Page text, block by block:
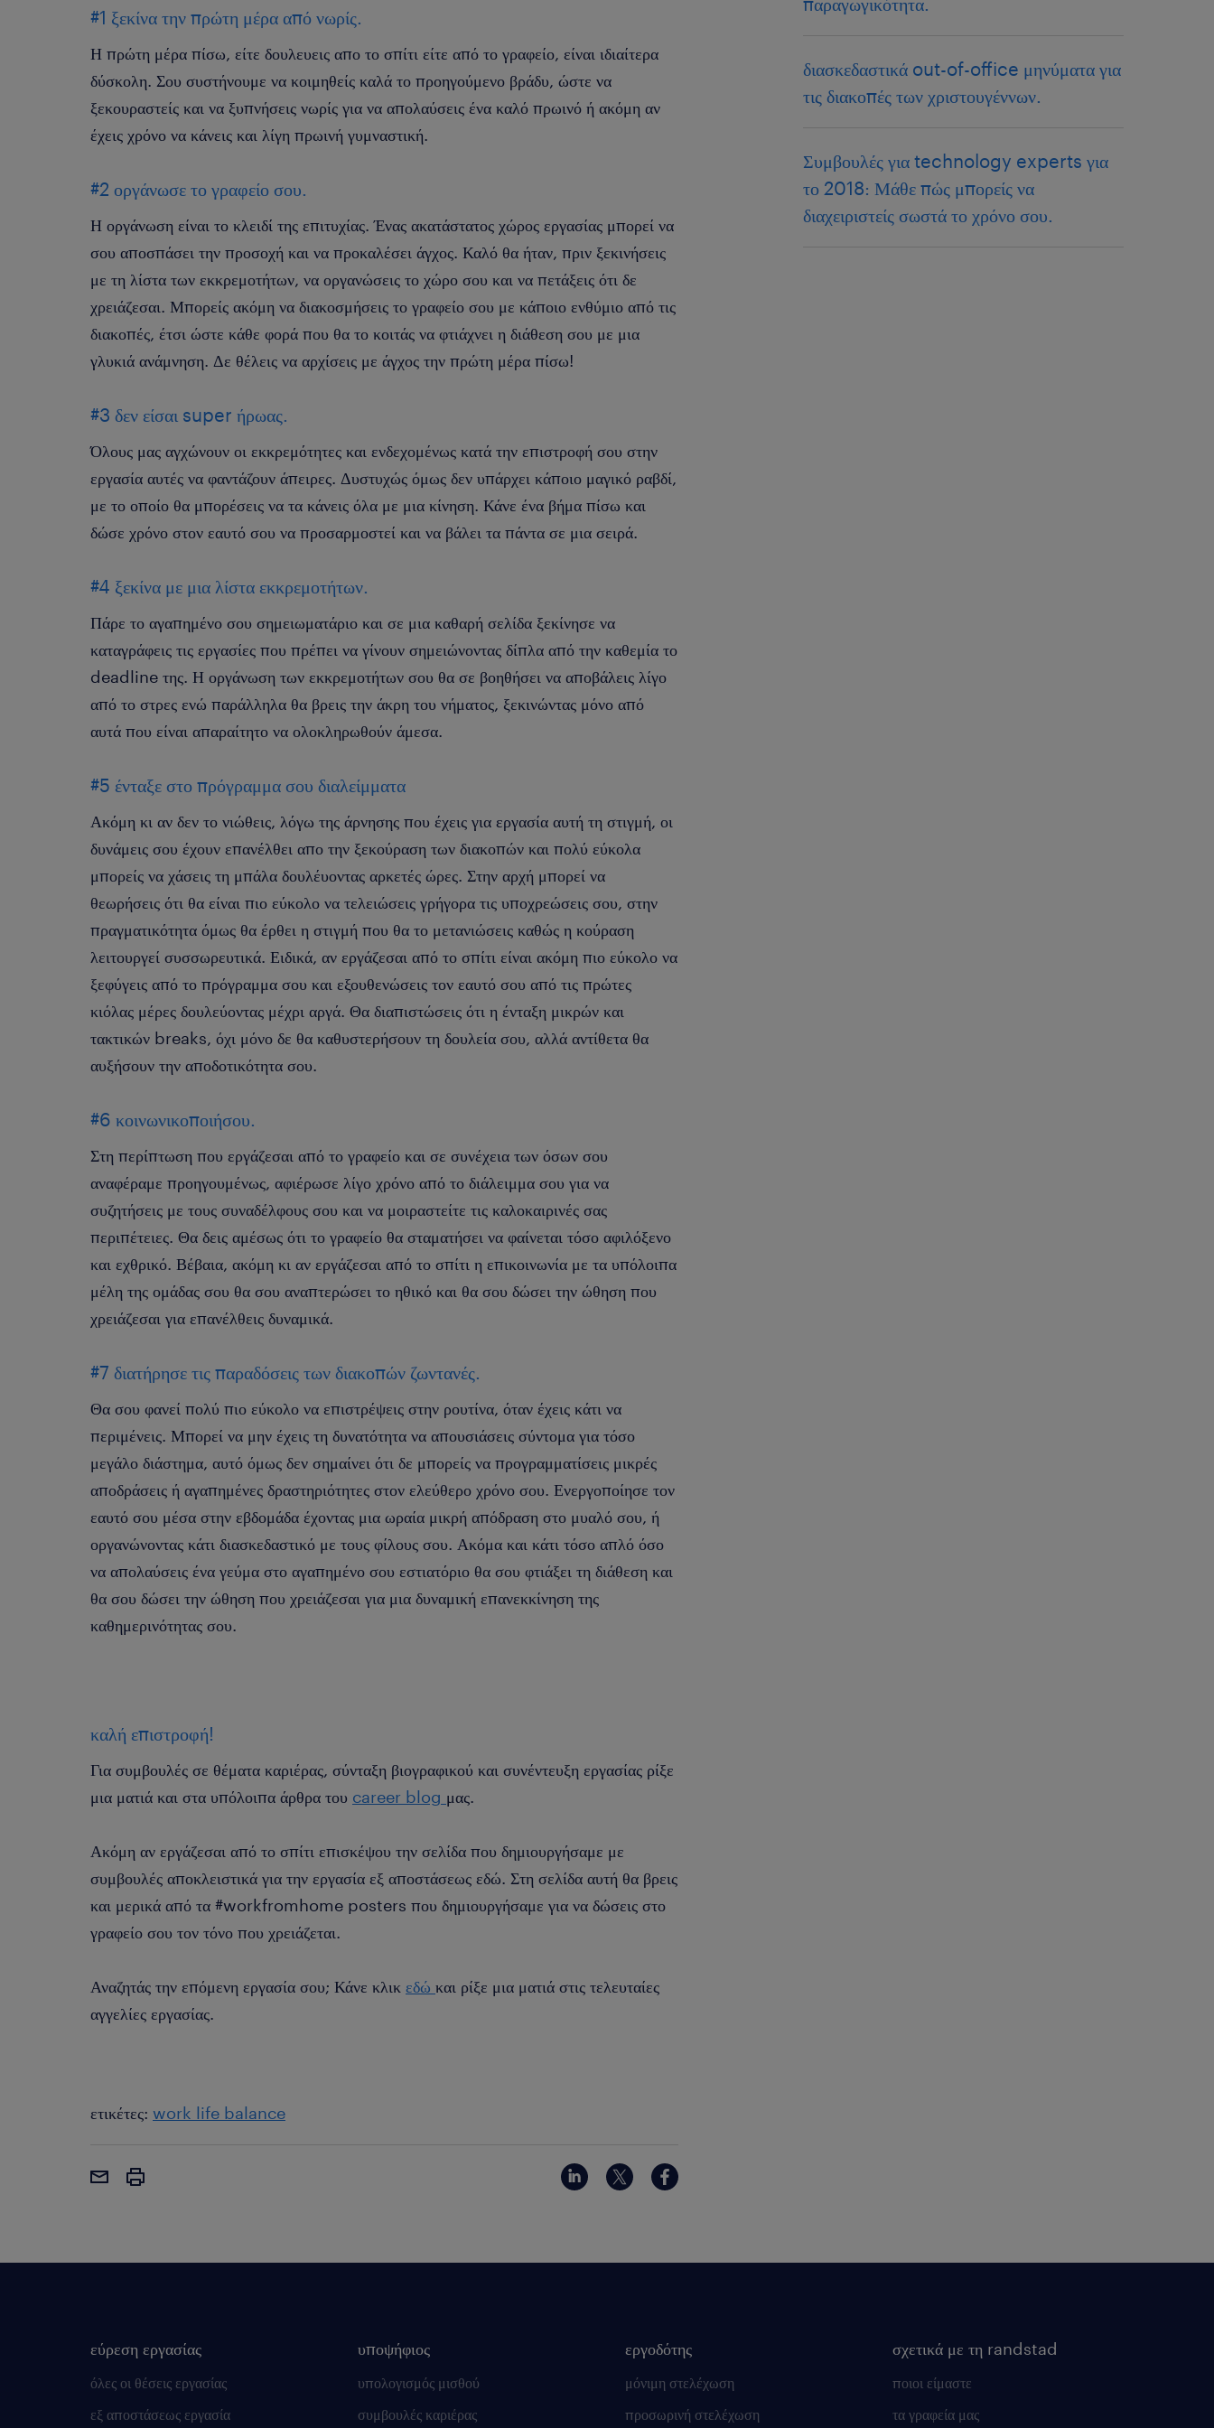
#1 ξεκίνα την πρώτη μέρα από νωρίς.
Η πρώτη μέρα πίσω, είτε δουλευεις απο το σπίτι είτε από το γραφείο, είναι ιδιαίτερα
δύσκολη. Σου συστήνουμε να κοιμηθείς καλά το προηγούμενο βράδυ, ώστε να
ξεκουραστείς και να ξυπνήσεις νωρίς για να απολαύσεις ένα καλό πρωινό ή ακόμη αν
έχεις χρόνο να κάνεις και λίγη πρωινή γυμναστική.
#2 οργάνωσε το γραφείο σου.
Η οργάνωση είναι το κλειδί της επιτυχίας. Ένας ακατάστατος χώρος εργασίας μπορεί να
σου αποσπάσει την προσοχή και να προκαλέσει άγχος. Καλό θα ήταν, πριν ξεκινήσεις
με τη λίστα των εκκρεμοτήτων, να οργανώσεις το χώρο σου και να πετάξεις ότι δε
χρειάζεσαι. Μπορείς ακόμη να διακοσμήσεις το γραφείο σου με κάποιο ενθύμιο από τις
διακοπές, έτσι ώστε κάθε φορά που θα το κοιτάς να φτιάχνει η διάθεση σου με μια
γλυκιά ανάμνηση. Δε θέλεις να αρχίσεις με άγχος την πρώτη μέρα πίσω!
#3 δεν είσαι super ήρωας.
Όλους μας αγχώνουν οι εκκρεμότητες και ενδεχομένως κατά την επιστροφή σου στην
εργασία αυτές να φαντάζουν άπειρες. Δυστυχώς όμως δεν υπάρχει κάποιο μαγικό ραβδί,
με το οποίο θα μπορέσεις να τα κάνεις όλα με μια κίνηση. Κάνε ένα βήμα πίσω και
δώσε χρόνο στον εαυτό σου να προσαρμοστεί και να βάλει τα πάντα σε μια σειρά.
#4 ξεκίνα με μια λίστα εκκρεμοτήτων.
Πάρε το αγαπημένο σου σημειωματάριο και σε μια καθαρή σελίδα ξεκίνησε να
καταγράφεις τις εργασίες που πρέπει να γίνουν σημειώνοντας δίπλα από την καθεμία το
deadline της. Η οργάνωση των εκκρεμοτήτων σου θα σε βοηθήσει να αποβάλεις λίγο
από το στρες ενώ παράλληλα θα βρεις την άκρη του νήματος, ξεκινώντας μόνο από
αυτά που είναι απαραίτητο να ολοκληρωθούν άμεσα.
#5 ένταξε στο πρόγραμμα σου διαλείμματα
Ακόμη κι αν δεν το νιώθεις, λόγω της άρνησης που έχεις για εργασία αυτή τη στιγμή, οι
δυνάμεις σου έχουν επανέλθει απο την ξεκούραση των διακοπών και πολύ εύκολα
μπορείς να χάσεις τη μπάλα δουλέυοντας αρκετές ώρες. Στην αρχή μπορεί να
θεωρήσεις ότι θα είναι πιο εύκολο να τελειώσεις γρήγορα τις υποχρεώσεις σου, στην
πραγματικότητα όμως θα έρθει η στιγμή που θα το μετανιώσεις καθώς η κούραση
λειτουργεί συσσωρευτικά. Ειδικά, αν εργάζεσαι από το σπίτι είναι ακόμη πιο εύκολο να
ξεφύγεις από το πρόγραμμα σου και εξουθενώσεις τον εαυτό σου από τις πρώτες
κιόλας μέρες δουλεύοντας μέχρι αργά. Θα διαπιστώσεις ότι η ένταξη μικρών και
τακτικών breaks, όχι μόνο δε θα καθυστερήσουν τη δουλεία σου, αλλά αντίθετα θα
αυξήσουν την αποδοτικότητα σου.
#6 κοινωνικοποιήσου.
Στη περίπτωση που εργάζεσαι από το γραφείο και σε συνέχεια των όσων σου
αναφέραμε προηγουμένως, αφιέρωσε λίγο χρόνο από το διάλειμμα σου για να
συζητήσεις με τους συναδέλφους σου και να μοιραστείτε τις καλοκαιρινές σας
περιπέτειες. Θα δεις αμέσως ότι το γραφείο θα σταματήσει να φαίνεται τόσο αφιλόξενο
και εχθρικό. Βέβαια, ακόμη κι αν εργάζεσαι από το σπίτι η επικοινωνία με τα υπόλοιπα
μέλη της ομάδας σου θα σου αναπτερώσει το ηθικό και θα σου δώσει την ώθηση που
χρειάζεσαι για επανέλθεις δυναμικά.
#7 διατήρησε τις παραδόσεις των διακοπών ζωντανές.
Θα σου φανεί πολύ πιο εύκολο να επιστρέψεις στην ρουτίνα, όταν έχεις κάτι να
περιμένεις. Μπορεί να μην έχεις τη δυνατότητα να απουσιάσεις σύντομα για τόσο
μεγάλο διάστημα, αυτό όμως δεν σημαίνει ότι δε μπορείς να προγραμματίσεις μικρές
αποδράσεις ή αγαπημένες δραστηριότητες στον ελεύθερο χρόνο σου. Ενεργοποίησε τον
εαυτό σου μέσα στην εβδομάδα έχοντας μια ωραία μικρή απόδραση στο μυαλό σου, ή
οργανώνοντας κάτι διασκεδαστικό με τους φίλους σου. Ακόμα και κάτι τόσο απλό όσο
να απολαύσεις ένα γεύμα στο αγαπημένο σου εστιατόριο θα σου φτιάξει τη διάθεση και
θα σου δώσει την ώθηση που χρειάζεσαι για μια δυναμική επανεκκίνηση της
καθημερινότητας σου.
καλή επιστροφή!
Για συμβουλές σε θέματα καριέρας, σύνταξη βιογραφικού και συνέντευξη εργασίας ρίξε
μια ματιά και στα υπόλοιπα άρθρα του career blog μας.
Ακόμη αν εργάζεσαι από το σπίτι επισκέψου την σελίδα που δημιουργήσαμε με
συμβουλές αποκλειστικά για την εργασία εξ αποστάσεως εδώ. Στη σελίδα αυτή θα βρεις
και μερικά από τα #workfromhome posters που δημιουργήσαμε για να δώσεις στο
γραφείο σου τον τόνο που χρειάζεται.
Αναζητάς την επόμενη εργασία σου; Κάνε κλικ εδώ και ρίξε μια ματιά στις τελευταίες
αγγελίες εργασίας.
ετικέτες: work life balance
διασκεδαστικά out-of-office μηνύματα για
τις διακοπές των χριστουγέννων.
Συμβουλές για technology experts για
το 2018: Μάθε πώς μπορείς να
διαχειριστείς σωστά το χρόνο σου.
εύρεση εργασίας
όλες οι θέσεις εργασίας
εξ αποστάσεως εργασία
υποψήφιος
υπολογισμός μισθού
συμβουλές καριέρας
εργοδότης
μόνιμη στελέχωση
προσωρινή στελέχωση
σχετικά με τη randstad
ποιοι είμαστε
τα γραφεία μας